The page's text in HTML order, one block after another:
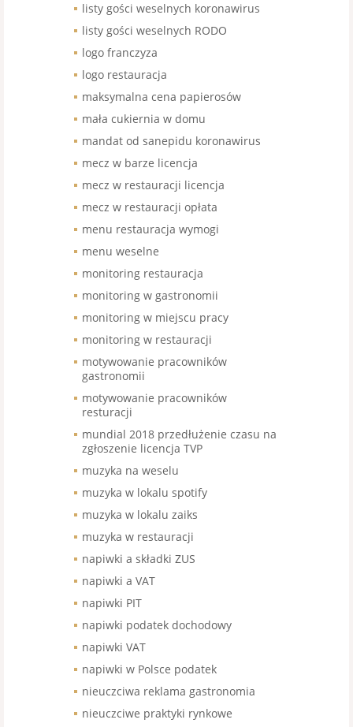
listy gości weselnych koronawirus
listy gości weselnych RODO
logo franczyza
logo restauracja
maksymalna cena papierosów
mała cukiernia w domu
mandat od sanepidu koronawirus
mecz w barze licencja
mecz w restauracji licencja
mecz w restauracji opłata
menu restauracja wymogi
menu weselne
monitoring restauracja
monitoring w gastronomii
monitoring w miejscu pracy
monitoring w restauracji
motywowanie pracowników
gastronomii
motywowanie pracowników
resturacji
mundial 2018 przedłużenie czasu na
zgłoszenie licencja TVP
muzyka na weselu
muzyka w lokalu spotify
muzyka w lokalu zaiks
muzyka w restauracji
napiwki a składki ZUS
napiwki a VAT
napiwki PIT
napiwki podatek dochodowy
napiwki VAT
napiwki w Polsce podatek
nieuczciwa reklama gastronomia
nieuczciwe praktyki rynkowe